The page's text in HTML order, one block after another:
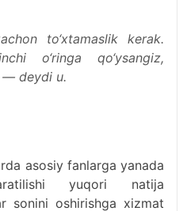
to‘xtamaslik kerak.
o‘ringa qo‘ysangiz,
— deydi u.
asosiy fanlarga yanada
yuqori natija
sonini oshirishga xizmat